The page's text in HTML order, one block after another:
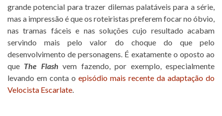
grande potencial para trazer dilemas palatáveis para a série,
mas a impressão é que os roteiristas preferem focar no óbvio,
nas tramas fáceis e nas soluções cujo resultado acabam
servindo mais pelo valor do choque do que pelo
desenvolvimento de personagens. É exatamente o oposto ao
que The Flash vem fazendo, por exemplo, especialmente
levando em conta o episódio mais recente da adaptação do
Velocista Escarlate.